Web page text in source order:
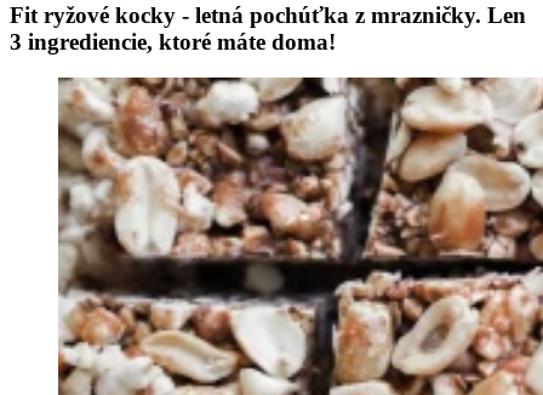
Fit ryžové kocky - letná pochúťka z mrazničky. Len
3 ingrediencie, ktoré máte doma!